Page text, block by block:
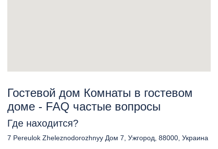
Гостевой дом Комнаты в гостевом
доме - FAQ частые вопросы
Где находится?
7 Pereulok Zheleznodorozhnyy Дом 7, Ужгород, 88000, Украина